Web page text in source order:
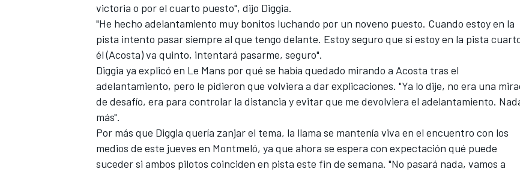
victoria o por el cuarto puesto", dijo Diggia.
"He hecho adelantamiento muy bonitos luchando por un noveno puesto. Cuando estoy en la
pista intento pasar siempre al que tengo delante. Estoy seguro que si estoy en la pista
él (Acosta) va quinto, intentará pasarme, seguro".
Diggia ya explicó en Le Mans por qué se había quedado mirando a Acosta tras el
adelantamiento, pero le pidieron que volviera a dar explicaciones. "Ya lo dije, no era una
de desafío, era para controlar la distancia y evitar que me devolviera el adelantamiento.
más".
Por más que Diggia quería zanjar el tema, la llama se mantenía viva en el encuentro con los
medios de este jueves en Montmeló, ya que ahora se espera con expectación qué puede
suceder si ambos pilotos coinciden en pista este fin de semana. "No pasará nada, vamos a